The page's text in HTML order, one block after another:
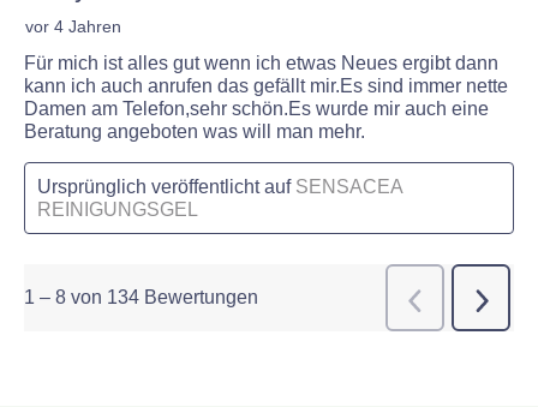
vor 4 Jahren
Für mich ist alles gut wenn ich etwas Neues ergibt dann
kann ich auch anrufen das gefällt mir.Es sind immer nette
Damen am Telefon,sehr schön.Es wurde mir auch eine
Beratung angeboten was will man mehr.
Ursprünglich veröffentlicht auf SENSACEA
REINIGUNGSGEL
1 – 8 von 134 Bewertungen Zurück
Weiter